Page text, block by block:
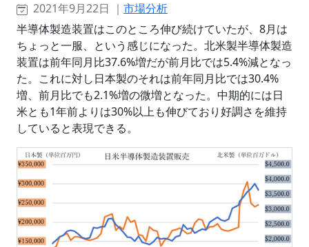
2021年9月22日 ｜ 市場分析
半導体製造装置はこのところ伸び続けていたが、8月は
ちょっと一服、という感じになった。北米製半導体製造
装置は前年同月比37.6%増だが前月比では5.4%減となっ
た。これに対し日本製のそれは前年同月比では30.4%
増、前月比でも2.1%増の微増となった。中期的には日
米とも1年前よりは30%以上も伸びており好調さを維持
していると表現できる。